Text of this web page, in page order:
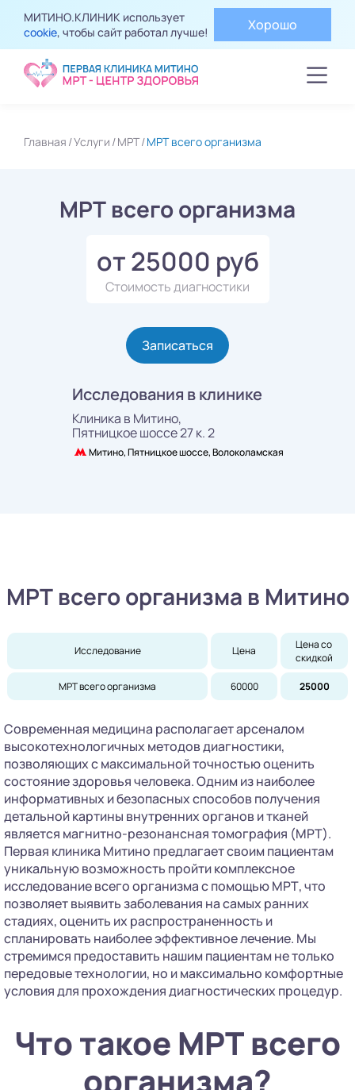
МИТИНО.КЛИНИК использует
cookie, чтобы сайт работал лучше! Хорошо
Главная Услуги МРТ МРТ всего организма
МРТ всего организма
от 25000 руб
Стоимость диагностики
Записаться
Исследования в клинике
Клиника в Митино,
Пятницкое шоссе 27 к. 2
Митино, Пятницкое шоссе, Волоколамская
МРТ всего организма в Митино
Исследование Цена
Цена со
скидкой
МРТ всего организма 60000 25000
Современная медицина располагает арсеналом
высокотехнологичных методов диагностики,
позволяющих с максимальной точностью оценить
состояние здоровья человека. Одним из наиболее
информативных и безопасных способов получения
детальной картины внутренних органов и тканей
является магнитно-резонансная томография (МРТ).
Первая клиника Митино предлагает своим пациентам
уникальную возможность пройти комплексное
исследование всего организма с помощью МРТ, что
позволяет выявить заболевания на самых ранних
стадиях, оценить их распространенность и
спланировать наиболее эффективное лечение. Мы
стремимся предоставить нашим пациентам не только
передовые технологии, но и максимально комфортные
условия для прохождения диагностических процедур.
Что такое МРТ всего
организма?